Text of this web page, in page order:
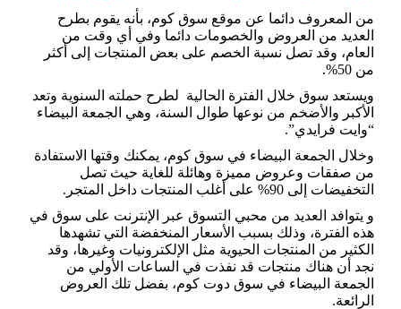
من المعروف دائما عن موقع سوق كوم، بأنه يقوم بطرح
العديد من العروض والخصومات دائما وفي أي وقت من
العام، وقد تصل نسبة الخصم على بعض المنتجات إلى أكثر
من 50%.
ويستعد سوق خلال الفترة الحالية لطرح حملته السنوية وتعد
الأكبر والأضخم من نوعها طوال السنة، وهي الجمعة البيضاء
“وايت فرايدي”.
وخلال الجمعة البيضاء في سوق كوم، يمكنك وقتها الاستفادة
من صفقات وعروض مميزة وهائلة للغاية حيث تصل
التخفيضات إلى 90% على أغلب المنتجات داخل المتجر.
و يتوافد العديد من محبي التسوق عبر الإنترنت على سوق في
هذه الفترة، وذلك بسبب الأسعار المنخفضة التي تشهدها
الكثير من المنتجات الحيوية مثل الإلكترونيات وغيرها، وقد
نجد أن هناك منتجات قد نفذت في الساعات الأولي من
الجمعة البيضاء في سوق دوت كوم، بفضل تلك العروض
الرائعة.